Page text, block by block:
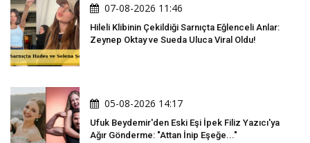
07-08-2026 11:46
Hileli Klibinin Çekildiği Sarnıçta Eğlenceli Anlar:
Zeynep Oktay ve Sueda Uluca Viral Oldu!
05-08-2026 14:17
Ufuk Beydemir'den Eski Eşi İpek Filiz Yazıcı'ya
Ağır Gönderme: "Attan İnip Eşeğe..."